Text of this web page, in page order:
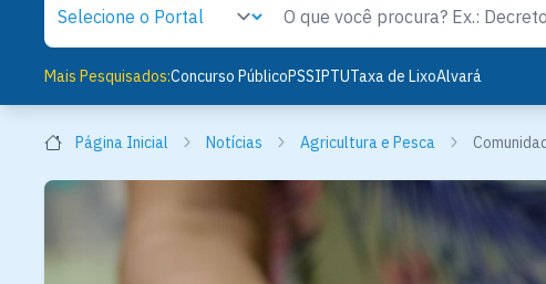
Mais Pesquisados:Concurso PúblicoPSSIPTUTaxa de LixoAlvará
Página Inicial Notícias Agricultura e Pesca